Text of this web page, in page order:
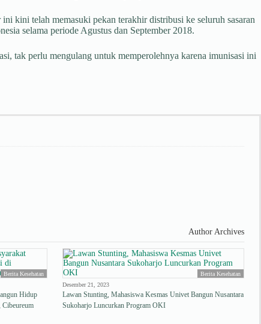
kini telah memasuki pekan terakhir distribusi ke seluruh sasaran
selama periode Agustus dan September 2018.
tak perlu mengulang untuk memperolehnya karena imunisasi ini
Author Archives
Berita Kesehatan
Hidup
Berita Kesehatan
Desember 21, 2023
Lawan Stunting, Mahasiswa Kesmas Univet Bangun Nusantara
Sukoharjo Luncurkan Program OKI